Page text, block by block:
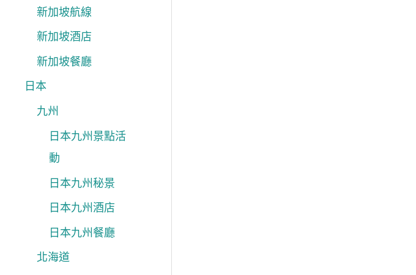
新加坡航線
新加坡酒店
新加坡餐廳
日本
九州
日本九州景點活
動
日本九州秘景
日本九州酒店
日本九州餐廳
北海道